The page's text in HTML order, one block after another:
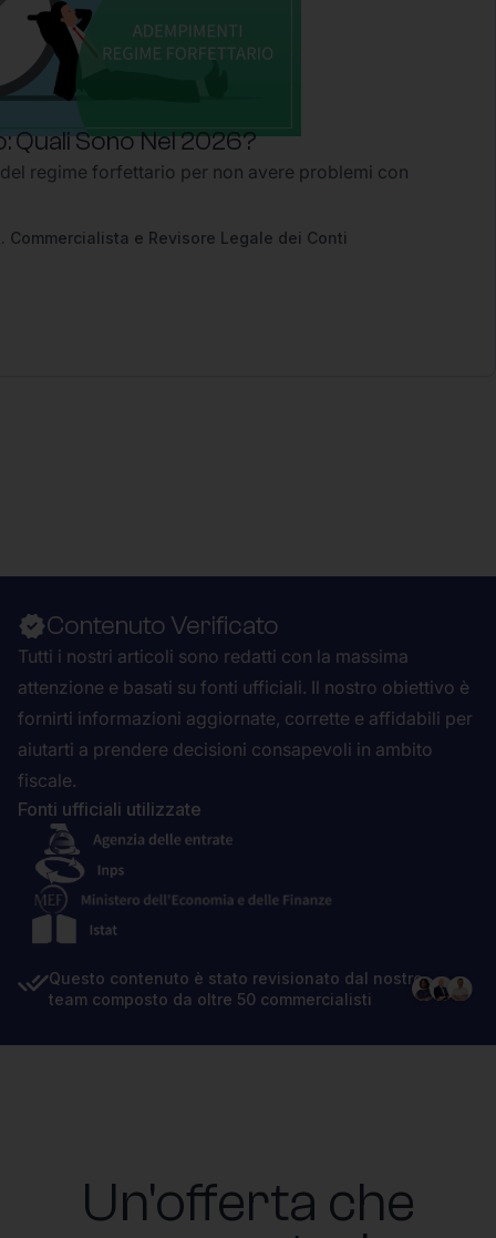
Sono Nel 2026?
regime forfettario per non avere problemi con
Commercialista e Revisore Legale dei Conti
Contenuto Verificato
Tutti i nostri articoli sono redatti con la massima
attenzione e basati su fonti ufficiali. Il nostro obiettivo è
fornirti informazioni aggiornate, corrette e affidabili per
aiutarti a prendere decisioni consapevoli in ambito
fiscale.
Fonti ufficiali utilizzate
Questo contenuto è stato revisionato dal nostro
team composto da oltre 50 commercialisti
Un'offerta che